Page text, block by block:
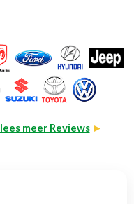
lees meer Reviews►